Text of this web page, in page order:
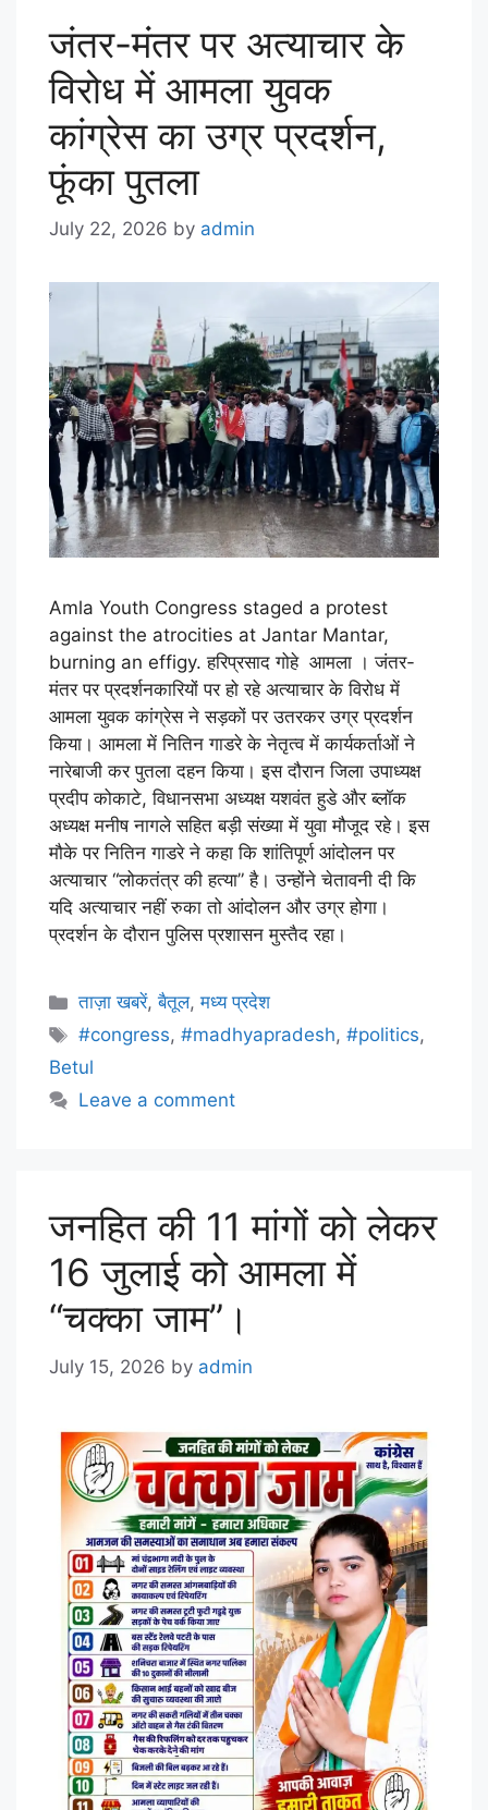
जंतर-मंतर पर अत्याचार के
विरोध में आमला युवक
कांग्रेस का उग्र प्रदर्शन,
फूंका पुतला
July 22, 2026 by admin
Amla Youth Congress staged a protest
against the atrocities at Jantar Mantar,
burning an effigy. हरिप्रसाद गोहे आमला । जंतर-
मंतर पर प्रदर्शनकारियों पर हो रहे अत्याचार के विरोध में
आमला युवक कांग्रेस ने सड़कों पर उतरकर उग्र प्रदर्शन
किया। आमला में नितिन गाडरे के नेतृत्व में कार्यकर्ताओं ने
नारेबाजी कर पुतला दहन किया। इस दौरान जिला उपाध्यक्ष
प्रदीप कोकाटे, विधानसभा अध्यक्ष यशवंत हुडे और ब्लॉक
अध्यक्ष मनीष नागले सहित बड़ी संख्या में युवा मौजूद रहे। इस
मौके पर नितिन गाडरे ने कहा कि शांतिपूर्ण आंदोलन पर
अत्याचार “लोकतंत्र की हत्या” है। उन्होंने चेतावनी दी कि
यदि अत्याचार नहीं रुका तो आंदोलन और उग्र होगा।
प्रदर्शन के दौरान पुलिस प्रशासन मुस्तैद रहा।
ताज़ा खबरें,बैतूल,मध्य प्रदेश
#congress,#madhyapradesh,#politics,
Betul
Leave a comment
जनहित की 11 मांगों को लेकर
16 जुलाई को आमला में
“चक्का जाम”।
July 15, 2026 by admin